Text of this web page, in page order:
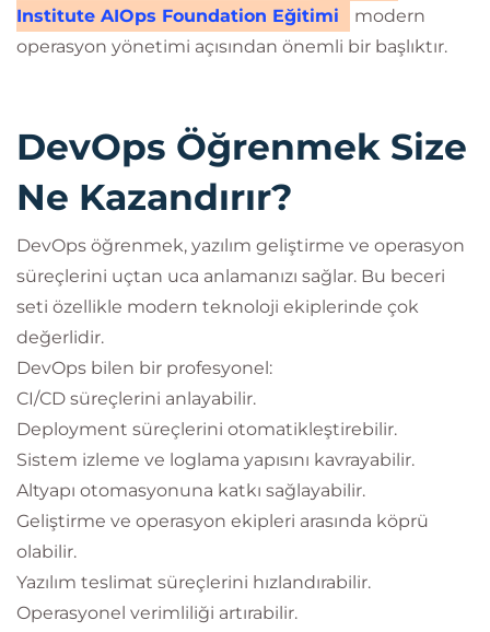
Institute AIOps Foundation Eğitimi
modern
operasyon yönetimi açısından önemli bir başlıktır.
DevOps Öğrenmek Size
Ne Kazandırır?
DevOps öğrenmek, yazılım geliştirme ve operasyon
süreçlerini uçtan uca anlamanızı sağlar. Bu beceri
seti özellikle modern teknoloji ekiplerinde çok
değerlidir.
DevOps bilen bir profesyonel:
CI/CD süreçlerini anlayabilir.
Deployment süreçlerini otomatikleştirebilir.
Sistem izleme ve loglama yapısını kavrayabilir.
Altyapı otomasyonuna katkı sağlayabilir.
Geliştirme ve operasyon ekipleri arasında köprü
olabilir.
Yazılım teslimat süreçlerini hızlandırabilir.
Operasyonel verimliliği artırabilir.